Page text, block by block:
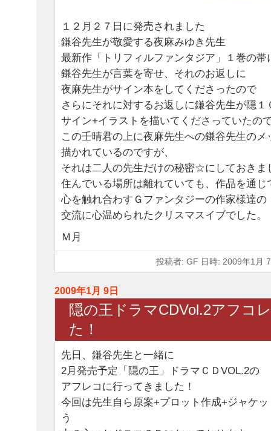
１２月２７日に発売されました
鎌谷先生が敬愛する夜麻みゆき先生
最新作「トリフィルファンタジア」１巻の帯
鎌谷先生が言葉を寄せ、それのお返しに
夜麻先生がサイン本をしてくださったので
さらにそれに対するお返しに鎌谷先生が隠１
サイン+イラストを描いてくださっていたの
この壬晴君の上に夜麻先生への鎌谷先生のメ
描かれているのですが、
それは二人の先生だけの秘密☆にしておきま
住んでいる場所は離れていても、作品を通じ
心を触れ合わすＧファンタジーの作家様達の
交流に心温められたクリスマスイブでした。
Ｍ月
投稿者: GF 日時: 2009年1月
2009年1月 9日
隠の王ドラマCDVol.2アフコ
た！
先日、鎌谷先生と一緒に
2月発売予定「隠の王」ドラマＣＤVOL.2の
アフレコに行ってきました！
今回は先生自ら原案+プロット作成+ジャケ
う